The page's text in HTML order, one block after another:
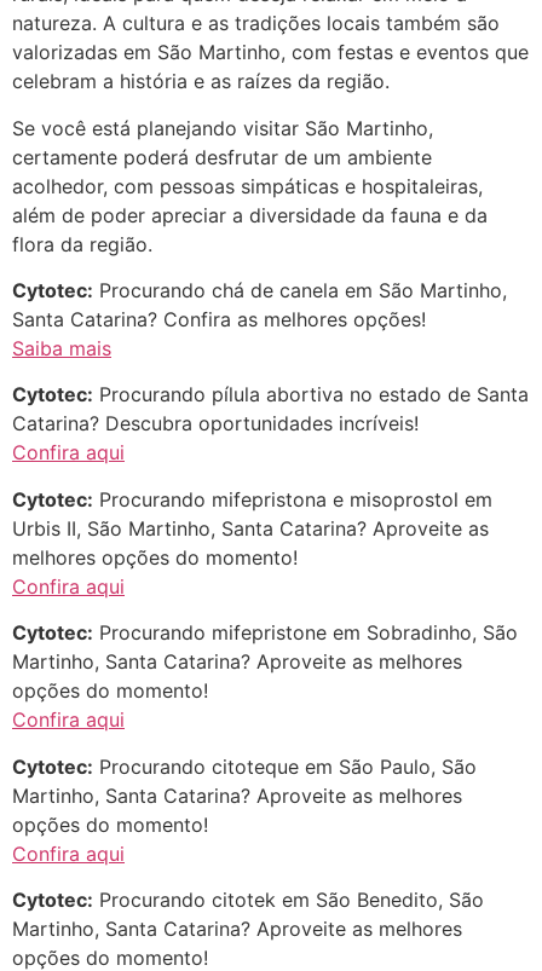
natureza. A cultura e as tradições locais também são
valorizadas em São Martinho, com festas e eventos que
celebram a história e as raízes da região.
Se você está planejando visitar São Martinho,
certamente poderá desfrutar de um ambiente
acolhedor, com pessoas simpáticas e hospitaleiras,
além de poder apreciar a diversidade da fauna e da
flora da região.
Cytotec: Procurando chá de canela em São Martinho,
Santa Catarina? Confira as melhores opções!
Saiba mais
Cytotec: Procurando pílula abortiva no estado de Santa
Catarina? Descubra oportunidades incríveis!
Confira aqui
Cytotec: Procurando mifepristona e misoprostol em
Urbis II, São Martinho, Santa Catarina? Aproveite as
melhores opções do momento!
Confira aqui
Cytotec: Procurando mifepristone em Sobradinho, São
Martinho, Santa Catarina? Aproveite as melhores
opções do momento!
Confira aqui
Cytotec: Procurando citoteque em São Paulo, São
Martinho, Santa Catarina? Aproveite as melhores
opções do momento!
Confira aqui
Cytotec: Procurando citotek em São Benedito, São
Martinho, Santa Catarina? Aproveite as melhores
opções do momento!
... (1998989**** em
http://www.proaborto.com)
"só de ter dúvida já é uma
22/05/2026 16:35:20
Helly
áreas mas psicologicamente p ter
sozinha nao estou